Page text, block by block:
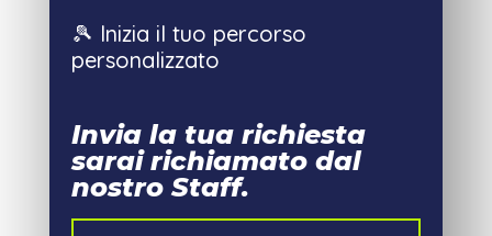
🎾 Inizia il tuo percorso
personalizzato
Invia la tua richiesta
sarai richiamato dal
nostro Staff.